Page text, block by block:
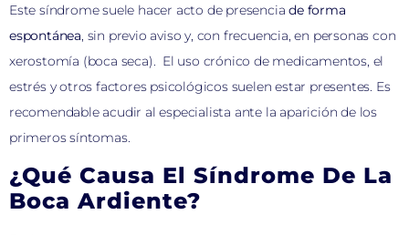
Este síndrome suele hacer acto de presenciade forma
espontánea, sin previo aviso y, con frecuencia, en personas con
xerostomía (boca seca). El uso crónico de medicamentos, el
estrés y otros factores psicológicos suelen estar presentes. Es
recomendable acudir al especialista ante la aparición de los
primeros síntomas.
¿Qué Causa El Síndrome De La
Boca Ardiente?